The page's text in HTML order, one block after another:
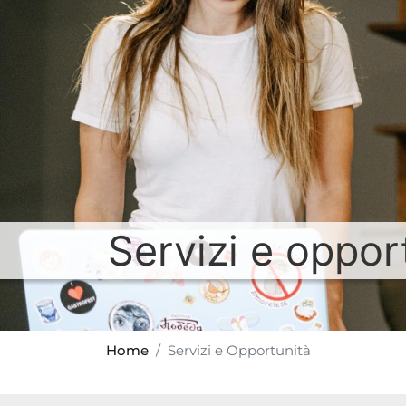
Servizi e
Home Servizi e Opportunità